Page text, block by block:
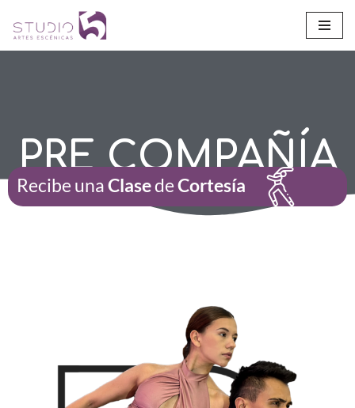
Saltar
PRE COMPAÑÍA
Recibe unaClasedeCortesía